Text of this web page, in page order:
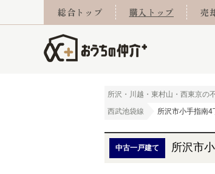
総合トップ 購入トップ 売
所沢・川越・東村山・西東京の
西武池袋線
所沢市小手指南4
中古一戸建て 所沢市